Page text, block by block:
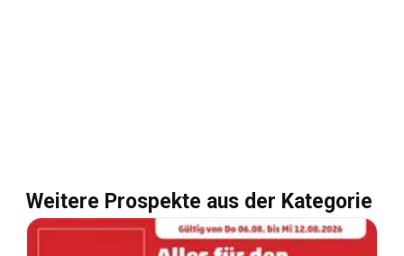
Weitere Prospekte aus der Kategorie